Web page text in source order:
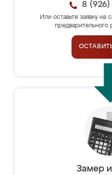
8 (926)
Или оставьте заявку на
предварительного
Замер